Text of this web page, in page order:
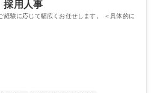
採用人事
経験に応じて幅広くお任せします。 ＜具体的に